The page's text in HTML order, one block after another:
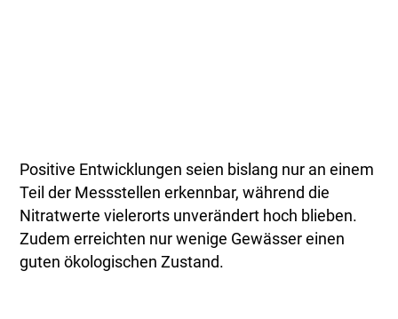
Positive Entwicklungen seien bislang nur an einem
Teil der Messstellen erkennbar, während die
Nitratwerte vielerorts unverändert hoch blieben.
Zudem erreichten nur wenige Gewässer einen
guten ökologischen Zustand.